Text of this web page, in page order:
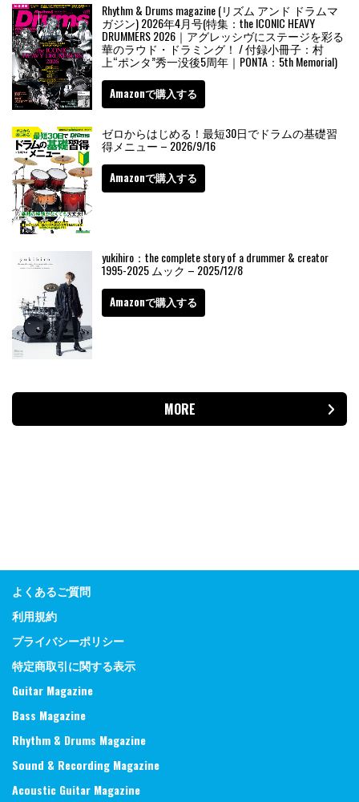
Rhythm & Drums magazine (リズム アンド ドラムマ
ガジン) 2026年4月号(特集：the ICONIC HEAVY
DRUMMERS 2026｜アグレッシヴにステージを彩る
華のラウド・ドラミング！ / 付録小冊子：村
上“ポンタ”秀一没後5周年｜PONTA：5th Memorial)
Amazonで購入する
ゼロからはじめる！最短30日でドラムの基礎習
得メニュー – 2026/9/16
Amazonで購入する
yukihiro：the complete story of a drummer & creator
1995-2025 ムック – 2025/12/8
Amazonで購入する
MORE
よくあるご質問
利用規約
プライバシーポリシー
特定商取引に関する表示
Guitar Magazine
Bass Magazine
Rhythm & Drums Magazine
Sound & Recording Magazine
Acoustic Guitar Magazine